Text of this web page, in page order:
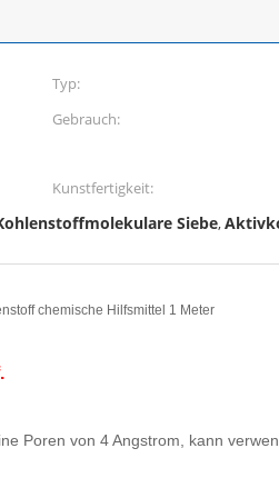
Typ:
Gebrauch:
Kunstfertigkeit:
Siebe,
chemische Hilfsmittel 1 Meter
Poren von 4 Angstrom, kann